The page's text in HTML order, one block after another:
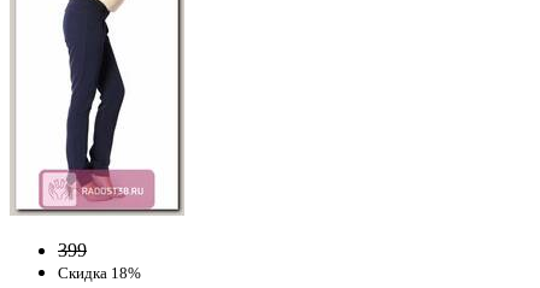
399
Скидка 18%